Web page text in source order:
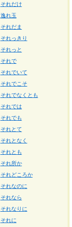
それだけ
逸れ玉
それだま
それっきり
それっと
それで
それでいて
それでこそ
それでなくとも
それでは
それでも
それとて
それとなく
それとも
それ所か
それどころか
それなのに
それなら
それなりに
それに